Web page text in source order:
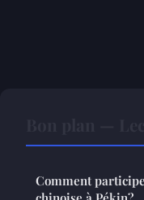
Comment